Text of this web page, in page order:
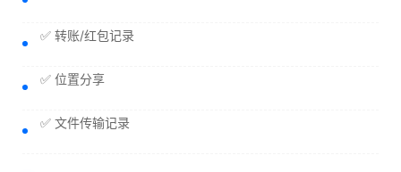
✅ 转账/红包记录
✅ 位置分享
✅ 文件传输记录